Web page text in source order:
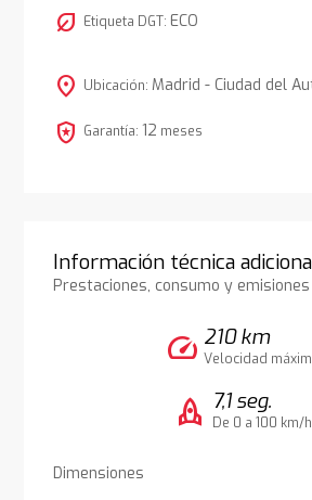
nest_eco_leaf Etiqueta DGT: ECO
location_on Ubicación: Madrid - Ciudad del
local_police Garantía: 12 meses
Información técnica
Prestaciones, consumo y emisiones
speed 210 km
Velocidad
rocket 7,1 seg.
De 0 a 100 km/h
Dimensiones